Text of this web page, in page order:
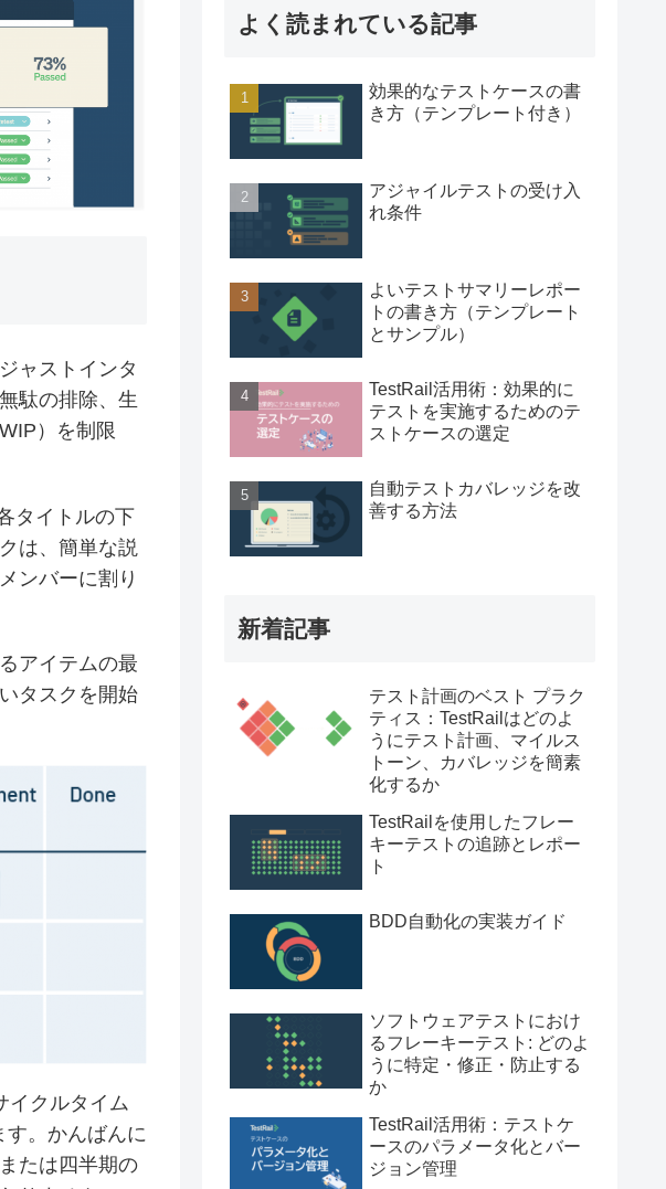
ャストインタ
駄の排除、生
）を制限
タイトルの下
は、簡単な説
ンバーに割り
アイテムの最
タスクを開始
イクルタイム
す。かんばんに
たは四半期の
よく読まれている記事
効果的なテストケースの書
き方（テンプレート付き）
アジャイルテストの受け入
れ条件
よいテストサマリーレポー
トの書き方（テンプレート
とサンプル）
TestRail活用術：効果的に
テストを実施するためのテ
ストケースの選定
自動テストカバレッジを改
善する方法
新着記事
テスト計画のベスト プラク
ティス：TestRailはどのよ
うにテスト計画、マイルス
トーン、カバレッジを簡素
化するか
TestRailを使用したフレー
キーテストの追跡とレポー
ト
BDD自動化の実装ガイド
ソフトウェアテストにおけ
るフレーキーテスト: どのよ
うに特定・修正・防止する
か
TestRail活用術：テストケ
ースのパラメータ化とバー
ジョン管理